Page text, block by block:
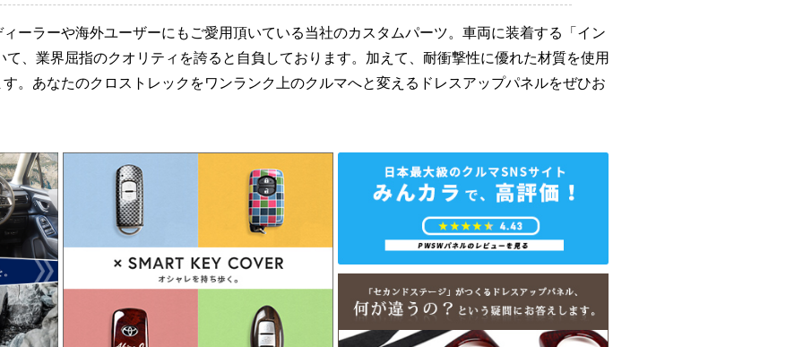
ーラーや海外ユーザーにもご愛用頂いている当社のカスタムパーツ。車両に装着する「イン
、業界屈指のクオリティを誇ると自負しております。加えて、耐衝撃性に優れた材質を使用
。あなたのクロストレックをワンランク上のクルマへと変えるドレスアップパネルをぜひお